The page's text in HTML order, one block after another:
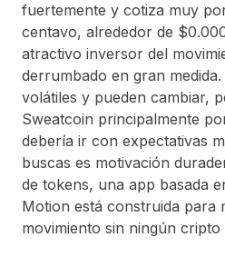
fuertemente y cotiza muy
centavo, alrededor de
atractivo inversor del
derrumbado en gran
volátiles y pueden cambiar,
Sweatcoin principalmente
debería ir con expectativas
buscas es motivación
de tokens, una app basada
Motion está construida para
movimiento sin ningún cripto